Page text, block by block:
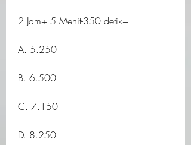
2 Jam+ 5 Menit-350 detik=
A. 5.250
B. 6.500
C. 7.150
D. 8.250